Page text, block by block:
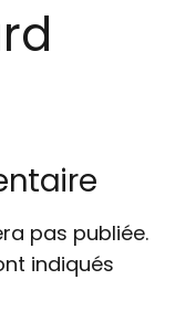
pas publiée.
indiqués